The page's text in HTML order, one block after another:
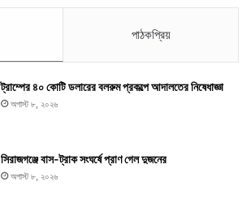
পাঠকপ্রিয়
ট্রাম্পের ৪০ কোটি ডলারের বলরুম প্রকল্পে আদালতের নিষেধাজ্ঞা
অগাস্ট ৮, ২০২৬
সিরাজগঞ্জে বাস-ট্রাক সংঘর্ষে প্রাণ গেল দুজনের
অগাস্ট ৮, ২০২৬